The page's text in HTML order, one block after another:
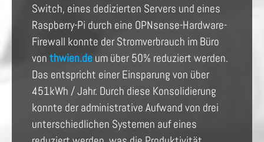
Switch, eines dedizierten Servers und eines
Raspberry-Pi durch eine OPNsense-Hardware-
Firewall konnte der Stromverbrauch im Büro
von thwien.deum über 50% reduziert werden.
Das entspricht einer Einsparung von über
451kWh / Jahr. Durch diese Konsolidierung
konnte der administrative Aufwand von drei
unterschiedlichen Systemen auf eines